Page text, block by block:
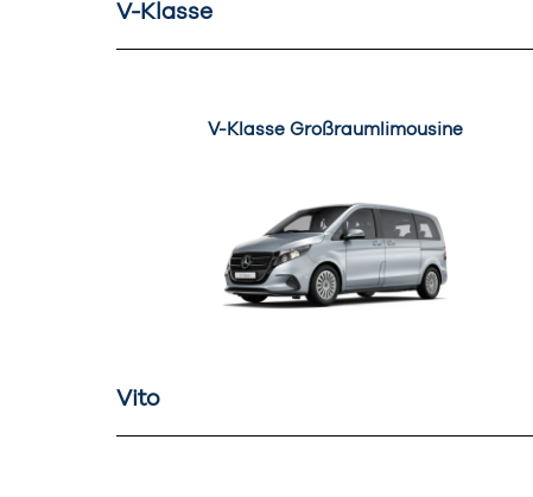
V-Klasse
V-Klasse Großraumlimousine
Vito